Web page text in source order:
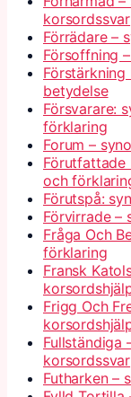
korsordssvar
Förrädare –
Försoffning
betydelse
Försvarare:
förklaring
Forum –
Förutfattade
och
Förutspå:
Förvirrade –
Fråga Och
förklaring
Fransk
Frigg Och
Fullständiga
korsordssvar
Futharken –